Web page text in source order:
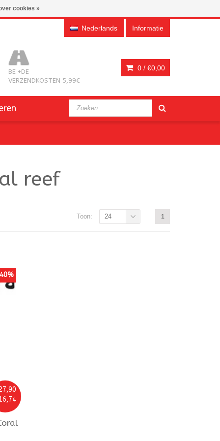
Nederlands Informatie
BE +DE
VERZENDKOSTEN 5,99€
0 / €0,00
reef
1
Toon: 24
cookies »